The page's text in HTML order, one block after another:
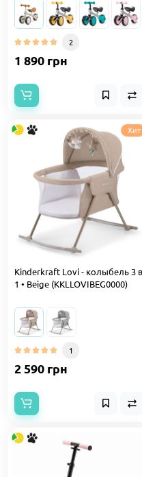
2
1 890 грн
Хит
Kinderkraft Lovi - колыбель 3 в
1 • Beige (KKLLOVIBEG0000)
1
2 590 грн